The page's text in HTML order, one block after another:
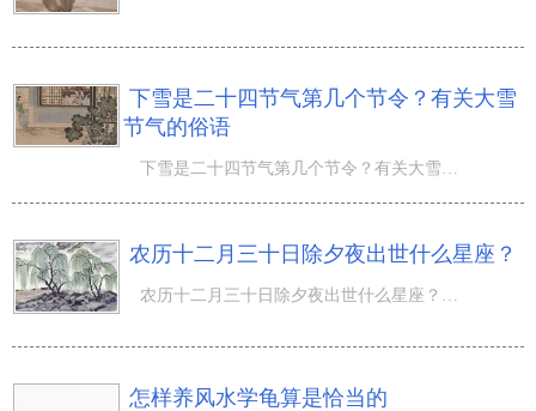
下雪是二十四节气第几个节令？有关大雪
节气的俗语
下雪是二十四节气第几个节令？有关大雪节气的谚语有哪些？不一样的节令都是有归属于自身的俗语。农历十一月
农历十二月三十日除夕夜出世什么星座？
农历十二月三十日除夕夜出世什么星座？除夕夜，为年终的最后一天夜里。年终的最后一天称之为“岁除”，意为
怎样养风水学龟算是恰当的